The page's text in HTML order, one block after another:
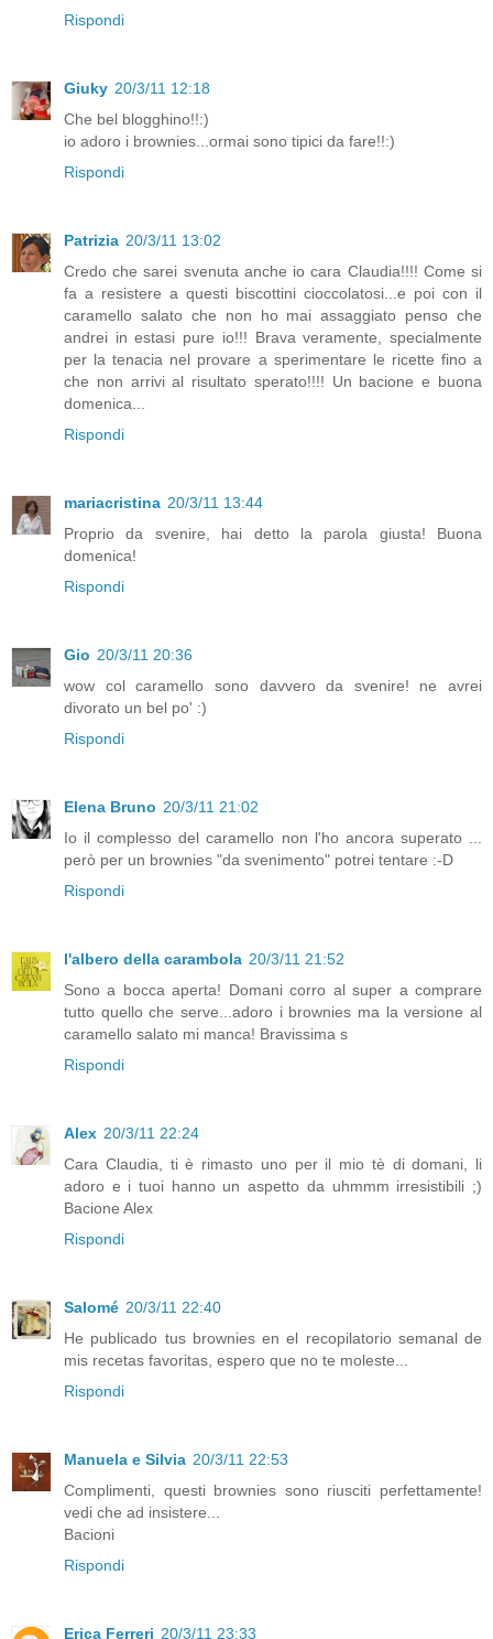
Rispondi
Giuky 20/3/11 12:18
Che bel blogghino!!:)
io adoro i brownies...ormai sono tipici da fare!!:)
Rispondi
Patrizia 20/3/11 13:02
Credo che sarei svenuta anche io cara Claudia!!!! Come si
fa a resistere a questi biscottini cioccolatosi...e poi con il
caramello salato che non ho mai assaggiato penso che
andrei in estasi pure io!!! Brava veramente, specialmente
per la tenacia nel provare a sperimentare le ricette fino a
che non arrivi al risultato sperato!!!! Un bacione e buona
domenica...
Rispondi
mariacristina 20/3/11 13:44
Proprio da svenire, hai detto la parola giusta! Buona
domenica!
Rispondi
Gio 20/3/11 20:36
wow col caramello sono davvero da svenire! ne avrei
divorato un bel po' :)
Rispondi
Elena Bruno 20/3/11 21:02
Io il complesso del caramello non l'ho ancora superato ...
però per un brownies "da svenimento" potrei tentare :-D
Rispondi
l'albero della carambola 20/3/11 21:52
Sono a bocca aperta! Domani corro al super a comprare
tutto quello che serve...adoro i brownies ma la versione al
caramello salato mi manca! Bravissima s
Rispondi
Alex 20/3/11 22:24
Cara Claudia, ti è rimasto uno per il mio tè di domani, li
adoro e i tuoi hanno un aspetto da uhmmm irresistibili ;)
Bacione Alex
Rispondi
Salomé 20/3/11 22:40
He publicado tus brownies en el recopilatorio semanal de
mis recetas favoritas, espero que no te moleste...
Rispondi
Manuela e Silvia 20/3/11 22:53
Complimenti, questi brownies sono riusciti perfettamente!
vedi che ad insistere...
Bacioni
Rispondi
Erica Ferreri 20/3/11 23:33